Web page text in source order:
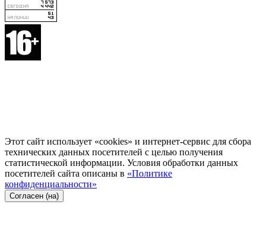
Этот сайт использует «cookies» и интернет-сервис для сбора
технических данных посетителей с целью получения
статистической информации. Условия обработки данных
посетителей сайта описаны в «Политике
конфиденциальности»
Согласен (на)